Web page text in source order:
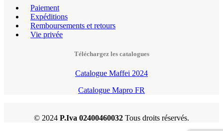
Paiement
Expéditions
Remboursements et retours
Vie privée
Téléchargez les catalogues
Catalogue Maffei 2024
Catalogue Mapro FR
© 2024 P.Iva 02400460032 Tous droits réservés.